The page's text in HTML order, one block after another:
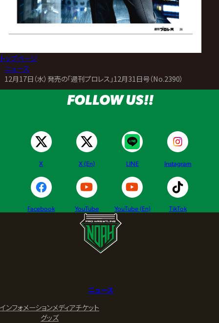
トップページ
ニュース
12月17日（水）発売の「週刊プロレス」12月31日号（No.2390）
FOLLOW US!!
X X (En) LINE Instagram
Facebook YouTube YouTube (En) TikTok
ニュース
インフォメーションメディアチケット
グッズ